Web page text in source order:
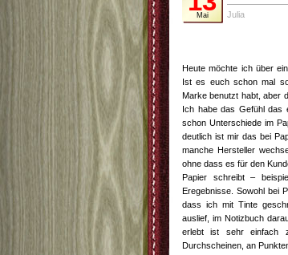
Mai Julia
Heute möchte ich über
Ist es euch schon mal
Marke benutzt habt, aber
Ich habe das Gefühl das
schon Unterschiede im
deutlich ist mir das bei
manche Hersteller
ohne dass es für den
Papier schreibt –
Eregebnisse. Sowohl bei
dass ich mit Tinte
auslief, im Notizbuch
erlebt ist sehr einfach
Durchscheinen, an